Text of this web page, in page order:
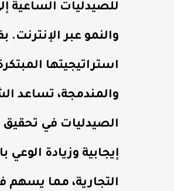
للصيدليات الساعية
والنمو عبر الإنترنت.
استراتيجيتها
والمندمجة، تساعد
الصيدليات في تحقيق
إيجابية وزيادة الوعي
التجارية، مما يسهم